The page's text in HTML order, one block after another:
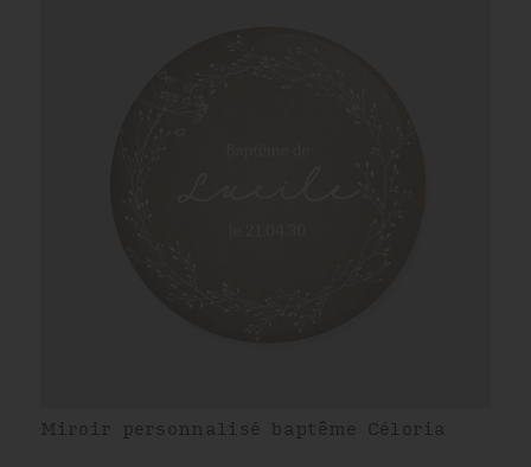
Miroir personnalisé baptême Céloria